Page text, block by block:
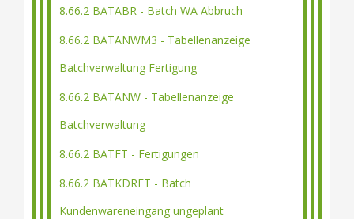
8.66.2 BATABR - Batch WA Abbruch
8.66.2 BATANWM3 - Tabellenanzeige
Batchverwaltung Fertigung
8.66.2 BATANW - Tabellenanzeige
Batchverwaltung
8.66.2 BATFT - Fertigungen
8.66.2 BATKDRET - Batch
Kundenwareneingang ungeplant